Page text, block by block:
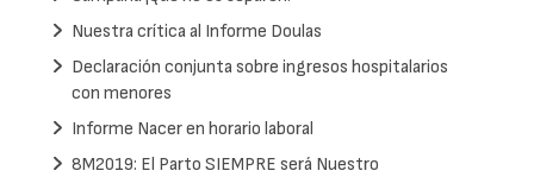
Nuestra crítica al Informe Doulas
Declaración conjunta sobre ingresos hospitalarios
con menores
Informe Nacer en horario laboral
8M2019: El Parto SIEMPRE será Nuestro